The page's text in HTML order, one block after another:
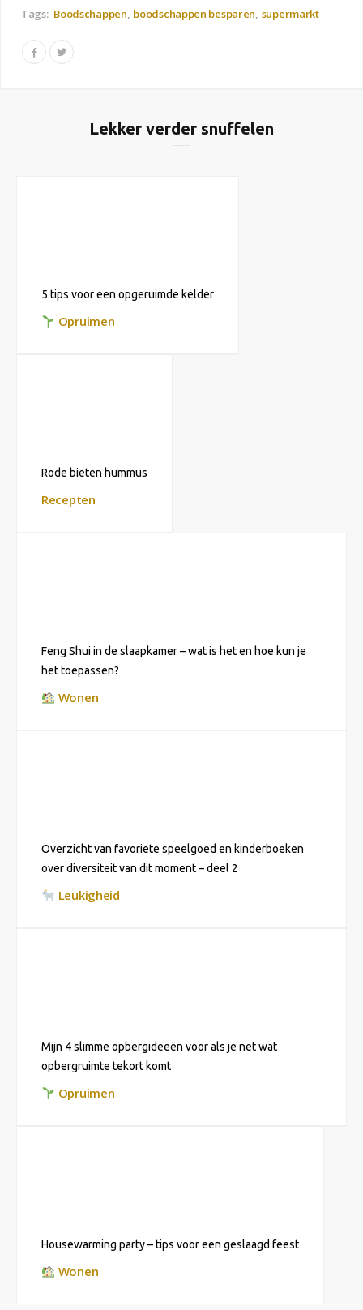
Tags: Boodschappen boodschappen besparen supermarkt
Lekker verder snuffelen
5 tips voor een opgeruimde kelder
Opruimen
Rode bieten hummus
Recepten
Feng Shui in de slaapkamer – wat is het en hoe kun je
het toepassen?
Wonen
Overzicht van favoriete speelgoed en kinderboeken
over diversiteit van dit moment – deel 2
Leukigheid
Mijn 4 slimme opbergideeën voor als je net wat
opbergruimte tekort komt
Opruimen
Housewarming party – tips voor een geslaagd feest
Wonen